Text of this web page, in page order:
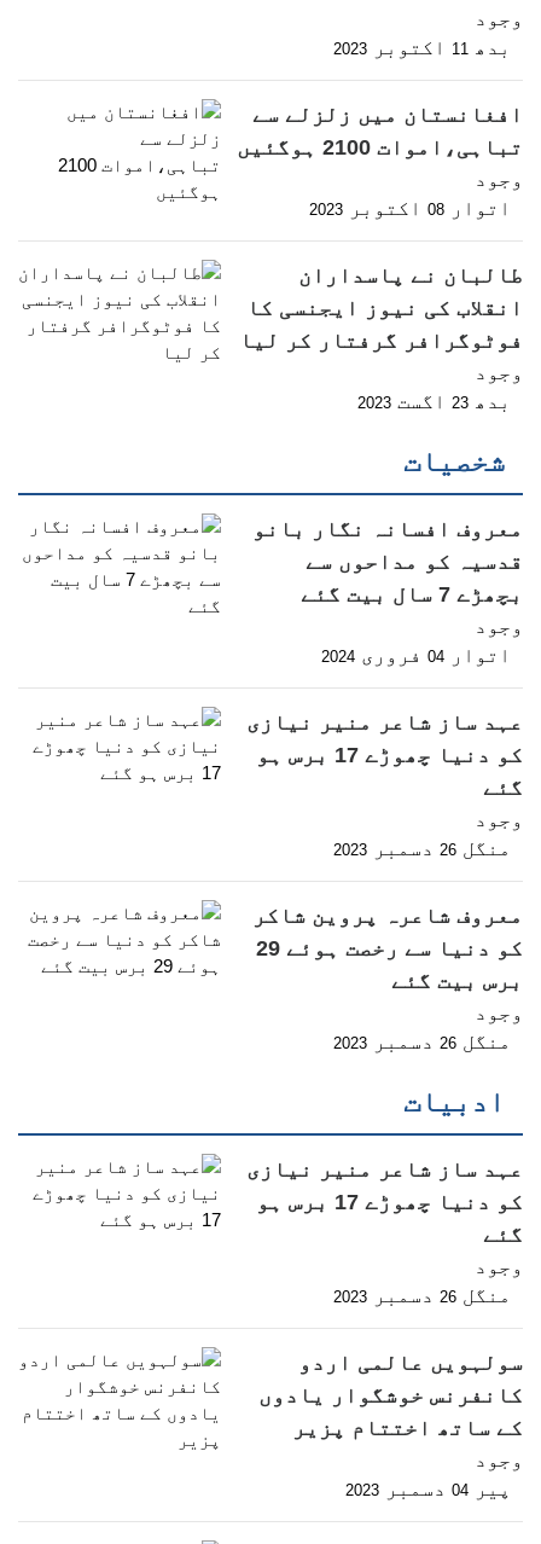
وجود
بدھ
11 اکتوبر 2023
افغانستان میں زلزلے سے
تباہی،اموات 2100 ہوگئیں
وجود
اتوار 08 اکتوبر 2023
طالبان نے پاسداران
انقلاب کی نیوز ایجنسی کا
فوٹوگرافر گرفتار کر لیا
وجود
بدھ 23 اگست 2023
شخصیات
معروف افسانہ نگار بانو
قدسیہ کو مداحوں سے
بچھڑے 7 سال بیت گئے
وجود
اتوار 04 فروری 2024
عہد ساز شاعر منیر نیازی
کو دنیا چھوڑے 17 برس ہو
گئے
وجود
منگل 26 دسمبر 2023
معروف شاعرہ پروین شاکر
کو دنیا سے رخصت ہوئے 29
برس بیت گئے
وجود
منگل 26 دسمبر 2023
ادبیات
عہد ساز شاعر منیر نیازی
کو دنیا چھوڑے 17 برس ہو
گئے
وجود
منگل 26 دسمبر 2023
سولہویں عالمی اردو
کانفرنس خوشگوار یادوں
کے ساتھ اختتام پزیر
وجود
پیر 04 دسمبر 2023